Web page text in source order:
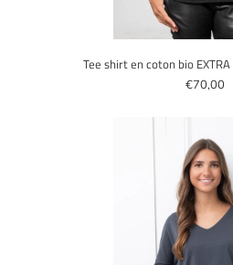
Tee shirt en coton bio EXTRA
€70,00